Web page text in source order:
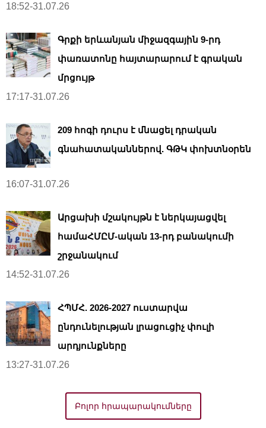
18:52-31.07.26
Գրքի երևանյան միջազգային 9-րդ
փառատոնը հայտարարում է գրական
մրցույթ
17:17-31.07.26
209 հոգի դուրս է մնացել դրական
գնահատականներով. ԳԹԿ փոխտնօրեն
16:07-31.07.26
Արցախի մշակույթն է ներկայացվել
համաՀՄԸՄ-ական 13-րդ բանակումի
շրջանակում
14:52-31.07.26
ՀՊՄՀ. 2026-2027 ուստարվա
ընդունելության լրացուցիչ փուլի
արդյունքները
13:27-31.07.26
Բոլոր հրապարակումները